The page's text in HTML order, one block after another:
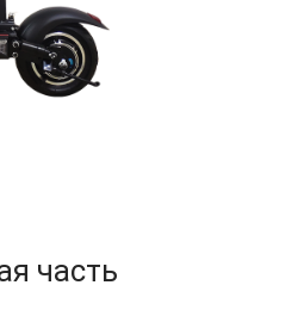
часть